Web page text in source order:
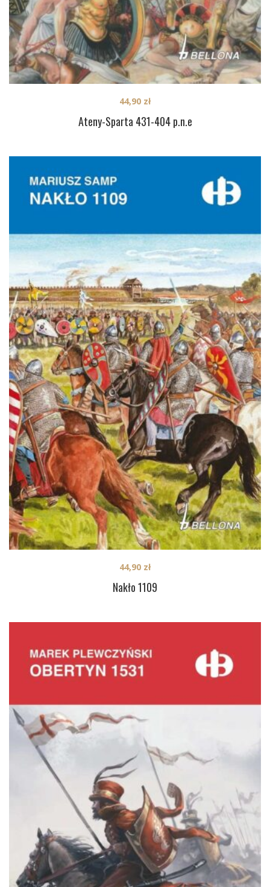
Ateny-Sparta 431-404 p.n.e
44,90 zł
Nakło 1109
44,90 zł